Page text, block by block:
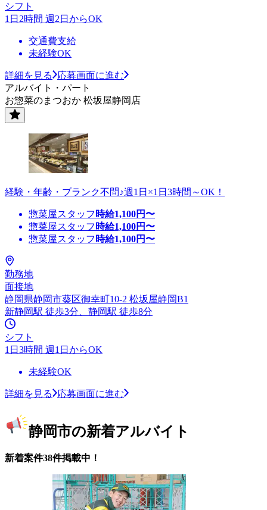
シフト
1日2時間 週2日からOK
交通費支給
未経験OK
詳細を見る
応募画面に進む
アルバイト・パート
お惣菜のまつおか 松坂屋静岡店
経験・年齢・ブランク不問♪週1日×1日3時間～OK！
惣菜屋スタッフ 時給1,100円〜
惣菜屋スタッフ 時給1,100円〜
惣菜屋スタッフ 時給1,100円〜
勤務地
面接地
静岡県静岡市葵区御幸町10-2 松坂屋静岡B1
新静岡駅 徒歩3分、静岡駅 徒歩8分
シフト
1日3時間 週1日からOK
未経験OK
詳細を見る 応募画面に進む
静岡市の新着アルバイト
新着案件38件掲載中！